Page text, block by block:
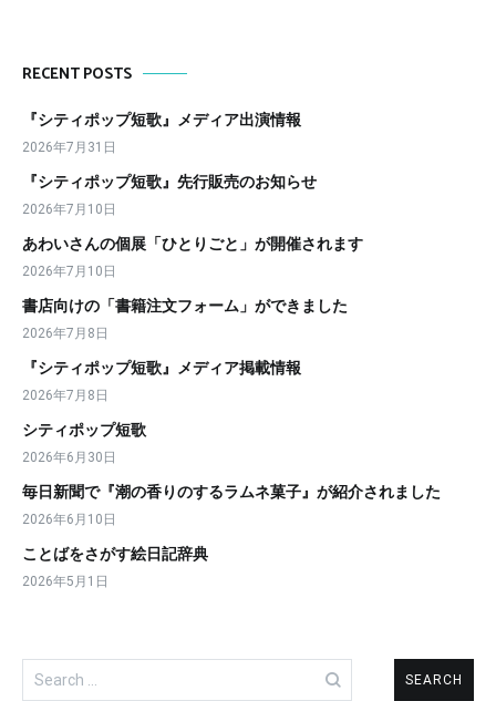
RECENT POSTS
『シティポップ短歌』メディア出演情報
2026年7月31日
『シティポップ短歌』先行販売のお知らせ
2026年7月10日
あわいさんの個展「ひとりごと」が開催されます
2026年7月10日
書店向けの「書籍注文フォーム」ができました
2026年7月8日
『シティポップ短歌』メディア掲載情報
2026年7月8日
シティポップ短歌
2026年6月30日
毎日新聞で『潮の香りのするラムネ菓子』が紹介されました
2026年6月10日
ことばをさがす絵日記辞典
2026年5月1日
Search
for: